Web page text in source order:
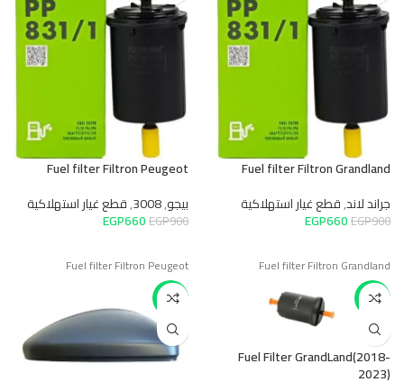
Fuel filter Filtron Grandland
جراند لاند,قطع غيار استهلاكية
EGP900
EGP660
Fuel filter Filtron Grandland
Fuel filter Filtron Peugeot
بيجو,
3008
,قطع غيار استهلاكية
EGP900
EGP660
Fuel filter Filtron Peugeot
-34%
Fuel Filter GrandLand(2018-
2023)
-14%